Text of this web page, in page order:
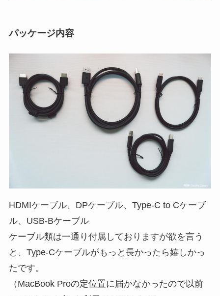
パッケージ内容
HDMIケーブル、DPケーブル、Type-C to Cケーブ
ル、USB-Bケーブル
ケーブル類は一通り付属しておりますが欲を言う
と、Type-Cケーブルがもっと長かったら嬉しかっ
たです。
（MacBook Proの定位置に届かなかったので以前